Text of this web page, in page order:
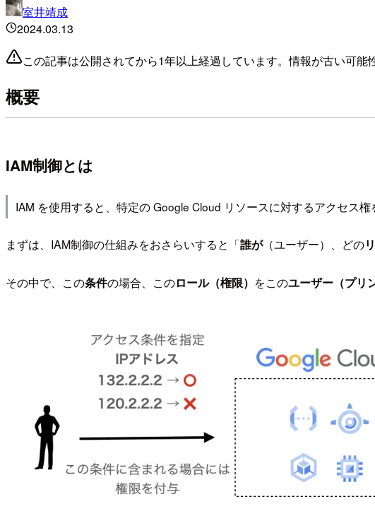
室井靖成
2024.03.13
この記事は公開されてから1年以上経過しています。情報が古い可能
概要
IAM制御とは
IAM を使用すると、特定の Google Cloud リソースに対するアクセス
まずは、IAM制御の仕組みをおさらいすると「誰が（ユーザー）、どの
その中で、この条件の場合、このロール（権限） をこのユーザー（プリ